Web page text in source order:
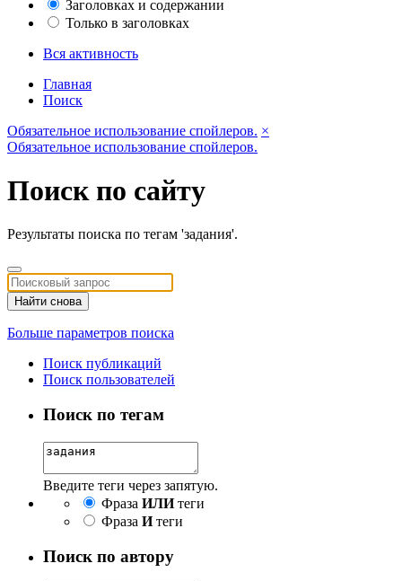
Заголовках и содержании
Только в заголовках
Вся активность
Главная
Поиск
Обязательное использование спойлеров. ×
Обязательное использование спойлеров.
Поиск по сайту
Результаты поиска по тегам 'задания'.
Найти снова
Больше параметров поиска
Поиск публикаций
Поиск пользователей
Поиск по тегам
Введите теги через запятую.
Фраза ИЛИтеги
Фраза Итеги
Поиск по автору